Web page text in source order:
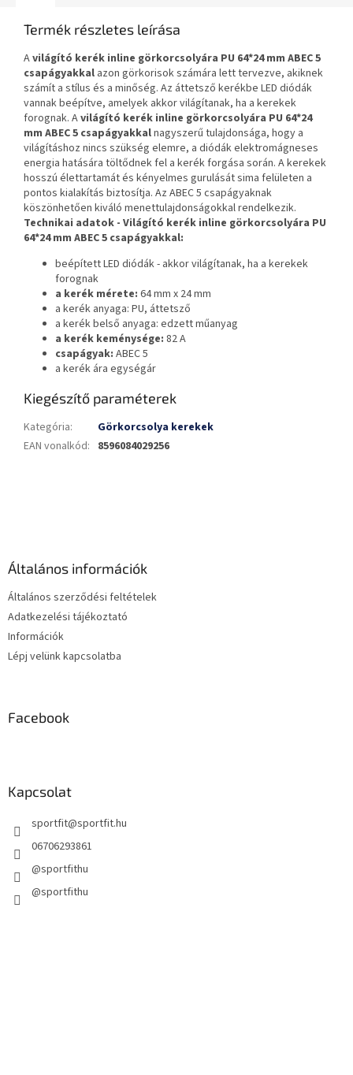
Termék részletes leírása
Avilágító kerék inline görkorcsolyára PU 64*24 mm ABEC 5
csapágyakkal azon görkorisok számára lett tervezve, akiknek
számít a stílus és a minőség. Az áttetsző kerékbe LED diódák
vannak beépítve, amelyek akkor világítanak, ha a kerekek
forognak. Avilágító kerék inline görkorcsolyára PU 64*24
mm ABEC 5 csapágyakkalnagyszerű tulajdonsága, hogy a
világításhoz nincs szükség elemre, a diódák elektromágneses
energia hatására töltődnek fel a kerék forgása során. A kerekek
hosszú élettartamát és kényelmes gurulását sima felületen a
pontos kialakítás biztosítja. Az ABEC 5 csapágyaknak
köszönhetően kiváló menettulajdonságokkal rendelkezik.
Technikai adatok - Világító kerék inline görkorcsolyára PU
64*24 mm ABEC 5 csapágyakkal:
beépített LED diódák - akkor világítanak, ha a kerekek
forognak
a kerék mérete: 64 mm x 24 mm
a kerék anyaga: PU, áttetsző
a kerék belső anyaga: edzett műanyag
a kerék keménysége: 82 A
csapágyak: ABEC 5
a kerék ára egységár
Kiegészítő paraméterek
Kategória:
Görkorcsolya kerekek
EAN vonalkód: 8596084029256
Általános információk
Általános szerződési feltételek
Adatkezelési tájékoztató
Információk
Lépj velünk kapcsolatba
Facebook
Kapcsolat
sportfit@sportfit.hu
06706293861
@sportfithu
@sportfithu